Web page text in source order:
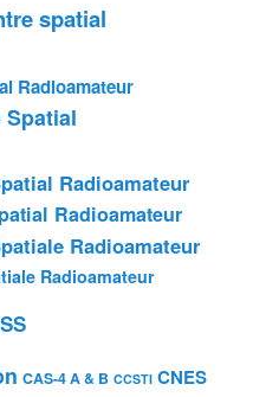
spatial
Radioamateur
Spatial
Radioamateur
Radioamateur
Radioamateur
Radioamateur
CAS-4 A & B CCSTI CNES